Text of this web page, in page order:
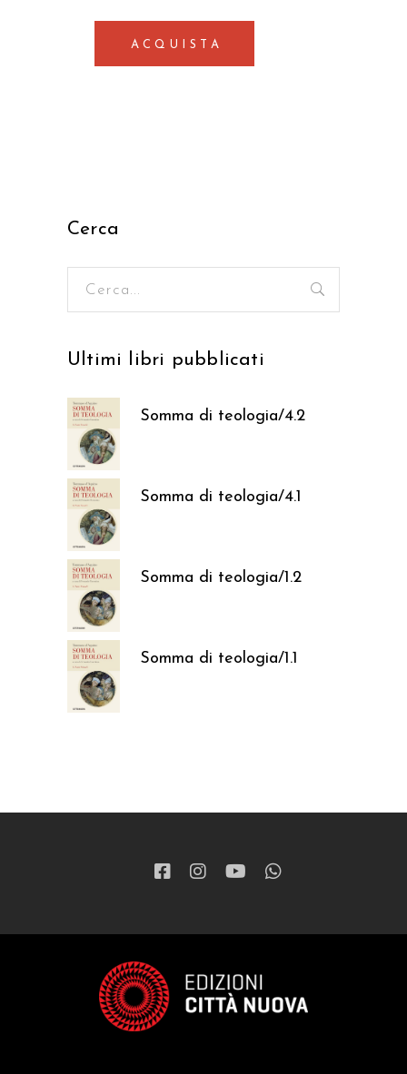
ACQUISTA
Cerca
Ultimi libri pubblicati
Somma di teologia/4.2
37,05€
Somma di teologia/4.1
37,05€
Somma di teologia/1.2
37,05€
Somma di teologia/1.1
37,05€